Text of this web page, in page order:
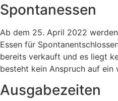
Spontanessen
Ab dem 25. April 2022
Essen für
bereits verkauft und es liegt
besteht kein Anspruch auf ein
Ausgabezeiten